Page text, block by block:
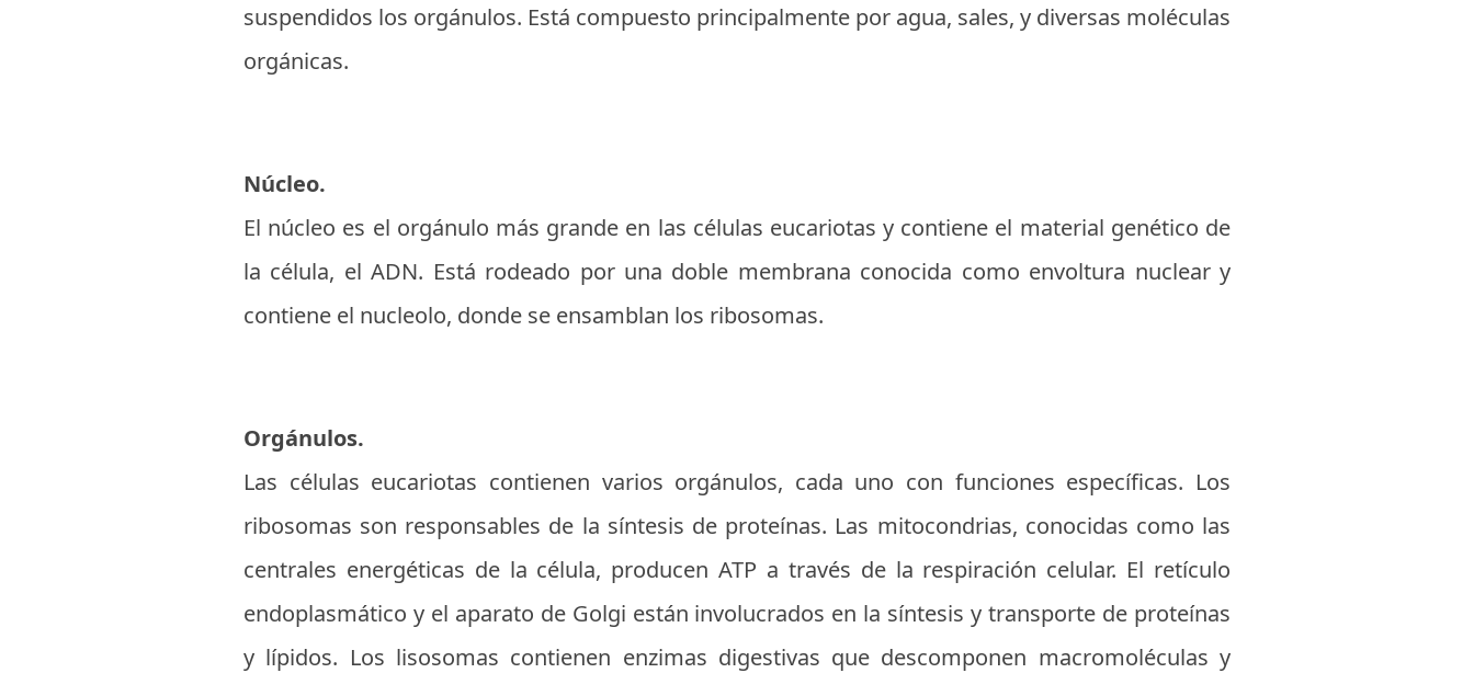
suspendidos los orgánulos. Está compuesto principalmente por agua, sales, y diversas moléculas
orgánicas.
Núcleo.
El núcleo es el orgánulo más grande en las células eucariotas y contiene el material genético de
la célula, el ADN. Está rodeado por una doble membrana conocida como envoltura nuclear y
contiene el nucleolo, donde se ensamblan los ribosomas.
Orgánulos.
Las células eucariotas contienen varios orgánulos, cada uno con funciones específicas. Los
ribosomas son responsables de la síntesis de proteínas. Las mitocondrias, conocidas como las
centrales energéticas de la célula, producen ATP a través de la respiración celular. El retículo
endoplasmático y el aparato de Golgi están involucrados en la síntesis y transporte de proteínas
y lípidos. Los lisosomas contienen enzimas digestivas que descomponen macromoléculas y